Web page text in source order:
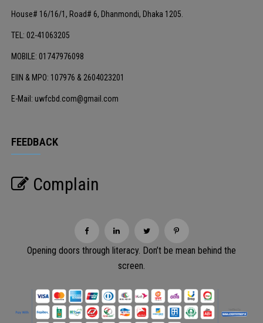
House# 16/16/1, Road# 6, Dhanmondi, Dhaka 1205.
TEL: 02-41063205
MOBILE: 01747976098
EIIN & MPO: 107976 & 2604023201
E-Mail: uwfcbd.com@gmail.com
FEEDBACK
Complain
Opening doors through literacy. Don’t be mean behind the
screen.